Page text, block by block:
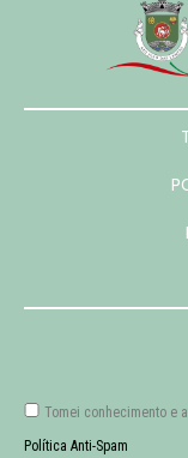
Tomei conhecimento e
Política Anti-Spam